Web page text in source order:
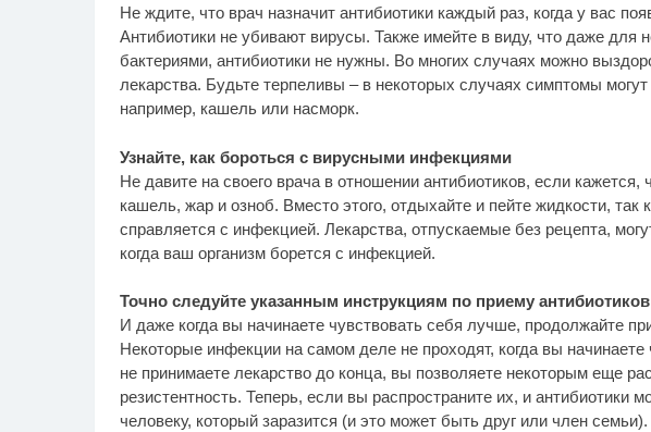
Не ждите, что врач назначит антибиотики каждый раз, когда у вас
Антибиотики не убивают вирусы. Также имейте в виду, что даже для
бактериями, антибиотики не нужны. Во многих случаях можно
лекарства. Будьте терпеливы – в некоторых случаях симптомы
например, кашель или насморк.
Узнайте, как бороться с вирусными инфекциями
Не давите на своего врача в отношении антибиотиков, если кажется,
кашель, жар и озноб. Вместо этого, отдыхайте и пейте жидкости,
справляется с инфекцией. Лекарства, отпускаемые без рецепта,
когда ваш организм борется с инфекцией.
Точно следуйте указанным инструкциям по приему антибиотиков
И даже когда вы начинаете чувствовать себя лучше, продолжайте
Некоторые инфекции на самом деле не проходят, когда вы
не принимаете лекарство до конца, вы позволяете некоторым еще
резистентность. Теперь, если вы распространите их, и антибиотики
человеку, который заразится (и это может быть друг или член семьи).